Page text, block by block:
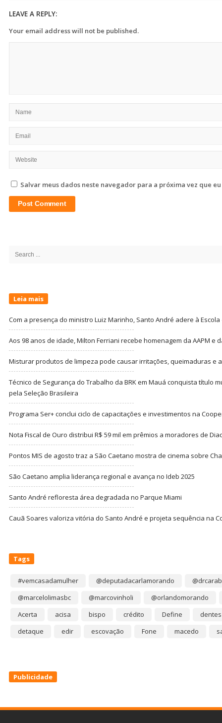
LEAVE A REPLY:
Your email address will not be published.
Salvar meus dados neste navegador para a próxima vez que
Search
Leia mais
Com a presença do ministro Luiz Marinho, Santo André adere à
Aos 98 anos de idade, Milton Ferriani recebe homenagem da AAPM e
Misturar produtos de limpeza pode causar irritações, queimaduras e
Técnico de Segurança do Trabalho da BRK em Mauá conquista título
pela Seleção Brasileira
Programa Ser+ conclui ciclo de capacitações e investimentos na
Nota Fiscal de Ouro distribui R$ 59 mil em prêmios a moradores de
Pontos MIS de agosto traz a São Caetano mostra de cinema sobre
São Caetano amplia liderança regional e avança no Ideb 2025
Santo André refloresta área degradada no Parque Miami
Cauã Soares valoriza vitória do Santo André e projeta sequência na
Tags
#vemcasadamulher @deputadacarlamorando
@marcelolimasbc
@marcovinholi
@orlandomorando
Acerta
acisa bispo crédito Define
dentes
detaque
edir escovação Fone macedo
Publicidade